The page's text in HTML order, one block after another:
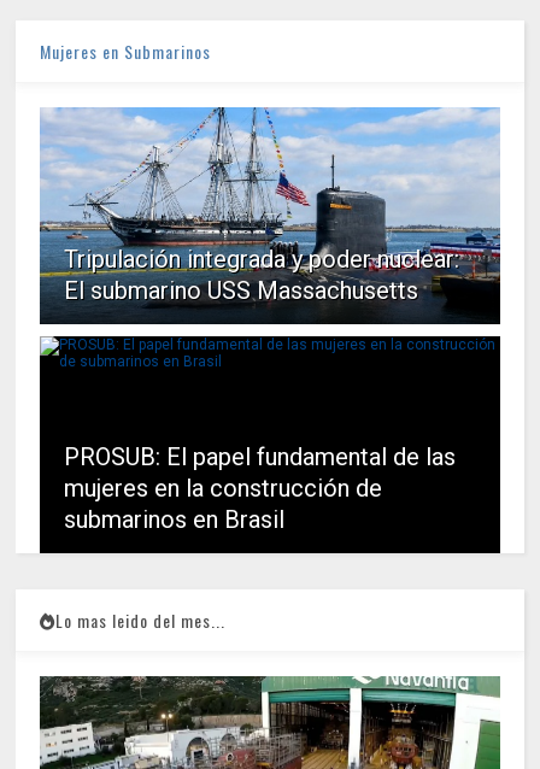
Mujeres en Submarinos
Tripulación integrada y poder nuclear:
El submarino USS Massachusetts
PROSUB: El papel fundamental de las
mujeres en la construcción de
submarinos en Brasil
Lo mas leido del mes...